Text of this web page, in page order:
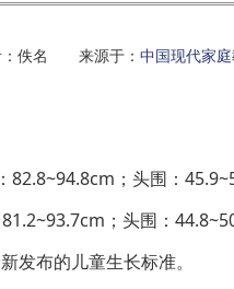
：佚名 来源于： 中国现代家
；头围：
；头围：
发布的儿童生长标准。